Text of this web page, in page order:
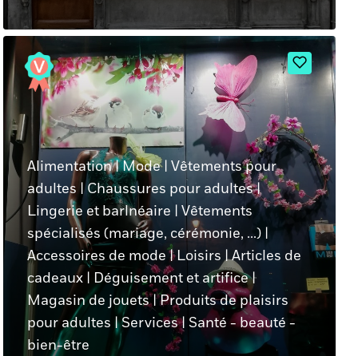
Alimentation|Mode| Vêtements pour
adultes|Chaussures pour adultes|
Lingerie et barlnéaire | Vêtements
spécialisés (mariage, cérémonie, ...) |
Accessoires de mode|Loisirs|Articles de
cadeaux | Déguisement et artifice|
Magasin de jouets|Produits de plaisirs
pour adultes |Services| Santé - beauté -
bien-être